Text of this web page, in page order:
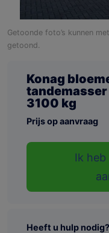
Getoonde foto’s kunnen
getoond.
Konag
3100 kg
Prijs op aanvraag
Ik heb
Heeft u hulp nodig?